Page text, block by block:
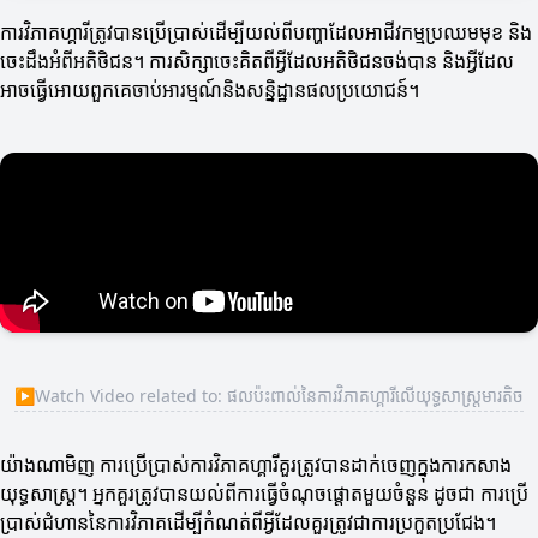
ការវិភាគហ្គារីត្រូវបានប្រើប្រាស់ដើម្បីយល់ពីបញ្ហាដែលអាជីវកម្មប្រឈមមុខ និង
ចេះដឹងអំពីអតិថិជន។ ការសិក្សាចេះគិតពីអ្វីដែលអតិថិជនចង់បាន និងអ្វីដែល
អាចធ្វើអោយពួកគេចាប់អារម្មណ៍និងសន្និដ្ឋានផលប្រយោជន៍។
▶Watch Video related to: ផលប៉ះពាល់នៃការវិភាគហ្គារីលើយុទ្ធសាស្ត្រមារតិច
យ៉ាងណាមិញ ការប្រើប្រាស់ការវិភាគហ្គារីគួរត្រូវបានដាក់ចេញក្នុងការកសាង
យុទ្ធសាស្ត្រ។ អ្នកគួរត្រូវបានយល់ពីការធ្វើចំណុចផ្តោតមួយចំនួន ដូចជា ការប្រើ
ប្រាស់ជំហាននៃការវិភាគដើម្បីកំណត់ពីអ្វីដែលគួរត្រូវជាការប្រកួតប្រជែង។